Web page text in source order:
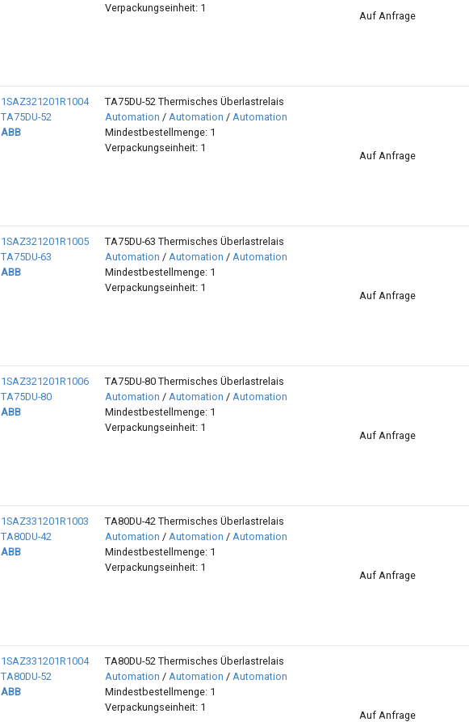
Verpackungseinheit: 1
Auf Anfrage
1SAZ321201R1004
TA75DU-52
ABB
TA75DU-52 Thermisches Überlastrelais
Automation / Automation / Automation
Mindestbestellmenge: 1
Verpackungseinheit: 1
Auf Anfrage
1SAZ321201R1005
TA75DU-63
ABB
TA75DU-63 Thermisches Überlastrelais
Automation / Automation / Automation
Mindestbestellmenge: 1
Verpackungseinheit: 1
Auf Anfrage
1SAZ321201R1006
TA75DU-80
ABB
TA75DU-80 Thermisches Überlastrelais
Automation / Automation / Automation
Mindestbestellmenge: 1
Verpackungseinheit: 1
Auf Anfrage
1SAZ331201R1003
TA80DU-42
ABB
TA80DU-42 Thermisches Überlastrelais
Automation / Automation / Automation
Mindestbestellmenge: 1
Verpackungseinheit: 1
Auf Anfrage
1SAZ331201R1004
TA80DU-52
ABB
TA80DU-52 Thermisches Überlastrelais
Automation / Automation / Automation
Mindestbestellmenge: 1
Verpackungseinheit: 1
Auf Anfrage